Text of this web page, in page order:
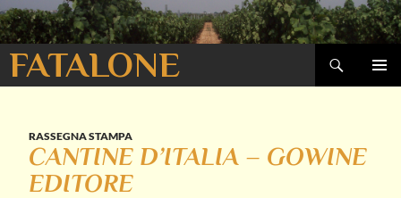
FATALONE
Cerca
VAI
RASSEGNA STAMPA
CANTINE D’ITALIA – GOWINE
EDITORE